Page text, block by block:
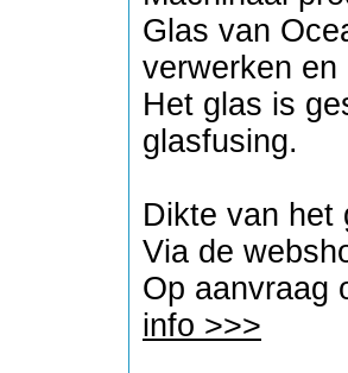
Glas van
verwerken
Het glas is
glasfusing.
Dikte van het
Via de
Op aanvraag
info >>>